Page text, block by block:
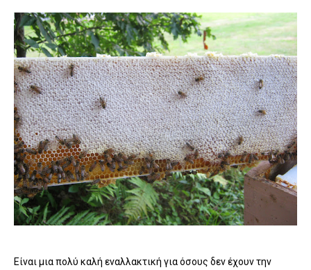
Είναι μια πολύ καλή εναλλακτική για όσους δεν έχουν την